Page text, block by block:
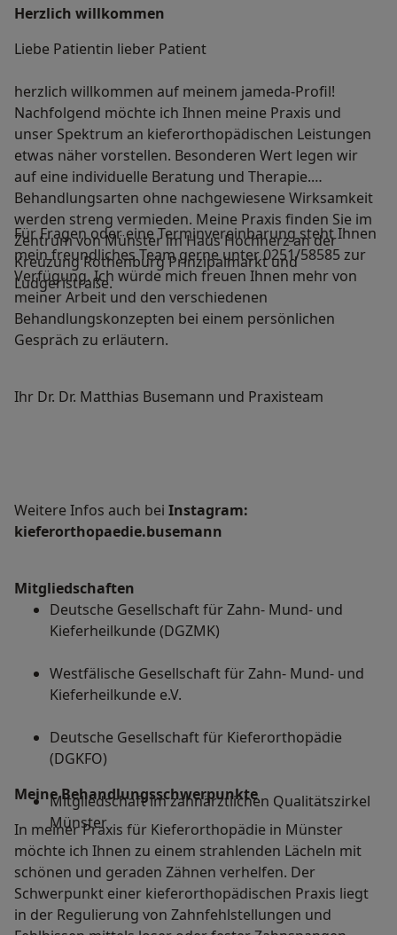
Herzlich willkommen
Liebe Patientin lieber Patient
herzlich willkommen auf meinem jameda-Profil!
Nachfolgend möchte ich Ihnen meine Praxis und
unser Spektrum an kieferorthopädischen Leistungen
etwas näher vorstellen. Besonderen Wert legen wir
auf eine individuelle Beratung und Therapie.
Behandlungsarten ohne nachgewiesene Wirksamkeit
werden streng vermieden. Meine Praxis finden Sie im
Zentrum von Münster im Haus Hochherz an der
Kreuzung Rothenburg Prinzipalmarkt und
Ludgeristraße.
Für Fragen oder eine Terminvereinbarung steht Ihnen
mein freundliches Team gerne unter 0251/58585 zur
Verfügung. Ich würde mich freuen Ihnen mehr von
meiner Arbeit und den verschiedenen
Behandlungskonzepten bei einem persönlichen
Gespräch zu erläutern.
Ihr Dr. Dr. Matthias Busemann und Praxisteam
Weitere Infos auch bei Instagram:
kieferorthopaedie.busemann
Mitgliedschaften
Deutsche Gesellschaft für Zahn- Mund- und
Kieferheilkunde (DGZMK)
Westfälische Gesellschaft für Zahn- Mund- und
Kieferheilkunde e.V.
Deutsche Gesellschaft für Kieferorthopädie
(DGKFO)
Mitgliedschaft im zahnärztlichen Qualitätszirkel
Münster
Meine Behandlungs­schwerpunkte
In meiner Praxis für Kieferorthopädie in Münster
möchte ich Ihnen zu einem strahlenden Lächeln mit
schönen und geraden Zähnen verhelfen. Der
Schwerpunkt einer kieferorthopädischen Praxis liegt
in der Regulierung von Zahnfehlstellungen und